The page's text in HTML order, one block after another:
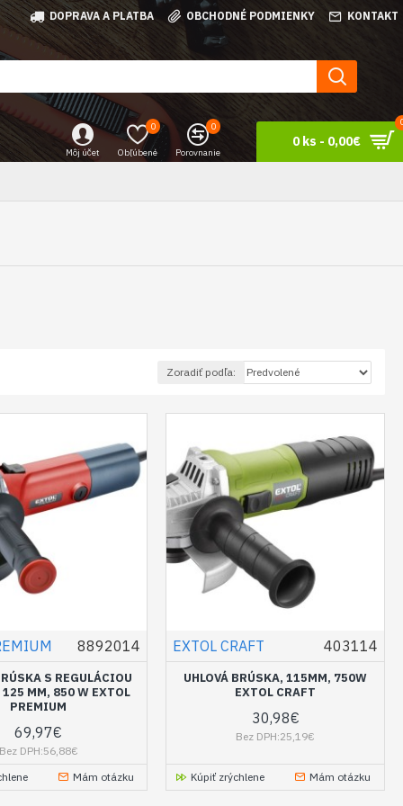
DOPRAVA A PLATBA OBCHODNÉ PODMIENKY KONTAKT
Môj účet Obľúbené
0
Porovnanie
0
0 ks - 0,00€
Zoradiť podľa:
8892014
S REGULÁCIOU
125 MM, 850 W EXTOL
PREMIUM
69,97€
DPH:56,88€
Mám otázku
EXTOL CRAFT 403114
UHLOVÁ BRÚSKA, 115MM, 750W
EXTOL CRAFT
30,98€
Bez DPH:25,19€
Kúpiť zrýchlene Mám otázku